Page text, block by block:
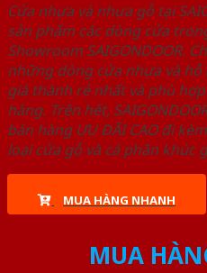
Cửa nhựa và nhựa gỗ tại
sản phẩm các dòng cửa
Showroom SAIGONDOOR.
những dòng cửa nhựa và
giá thành rẻ nhất và phù
hàng. Trên hết,
bán hàng ƯU ĐÃI CAO đi
loại cửa gỗ và cả phân khúc
MUA HÀNG NHANH
MUA